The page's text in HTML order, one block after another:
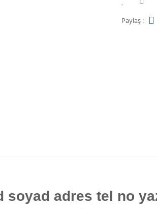
Paylaş :
soyad adres tel no